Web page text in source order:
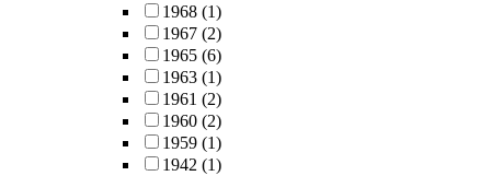
1968 (1)
1967 (2)
1965 (6)
1963 (1)
1961 (2)
1960 (2)
1959 (1)
1942 (1)